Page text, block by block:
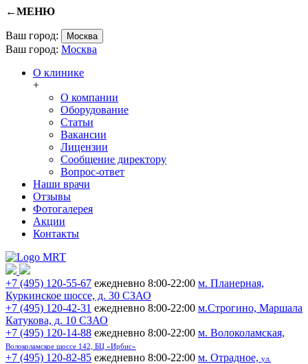
←МЕНЮ
Ваш город: Москва
Ваш город: Москва
О клинике
+
О компании
Оборудование
Статьи
Вакансии
Лицензии
Сообщение директору
Вопрос-ответ
Наши врачи
Отзывы
Фотогалерея
Акции
Контакты
+7 (495) 120-55-67 ежедневно 8:00-22:00 м. Планерная,
Куркинское шоссе, д. 30 СЗАО
+7 (495) 120-42-31 ежедневно 8:00-22:00 м.Строгино, Маршала
Катукова, д. 10 СЗАО
+7 (495) 120-14-88 ежедневно 8:00-22:00 м. Волоколамская,
Волоколамское шоссе 142, БЦ «Ирбис»
+7 (495) 120-82-85 ежедневно 8:00-22:00 м. Отрадное, ул.